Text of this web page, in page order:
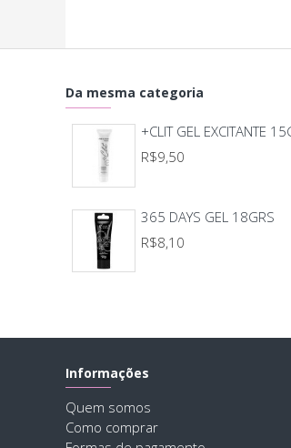
Da mesma categoria
+CLIT GEL EXCITANTE
R$9,50
365 DAYS GEL 18GRS
R$8,10
Informações
Quem somos
Como comprar